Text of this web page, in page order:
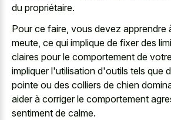
du propriétaire.
Pour ce faire, vous devez apprendre
meute, ce qui implique de fixer des
claires pour le comportement de
impliquer l'utilisation d'outils tels que
pointe ou des colliers de chien
aider à corriger le comportement
sentiment de calme.